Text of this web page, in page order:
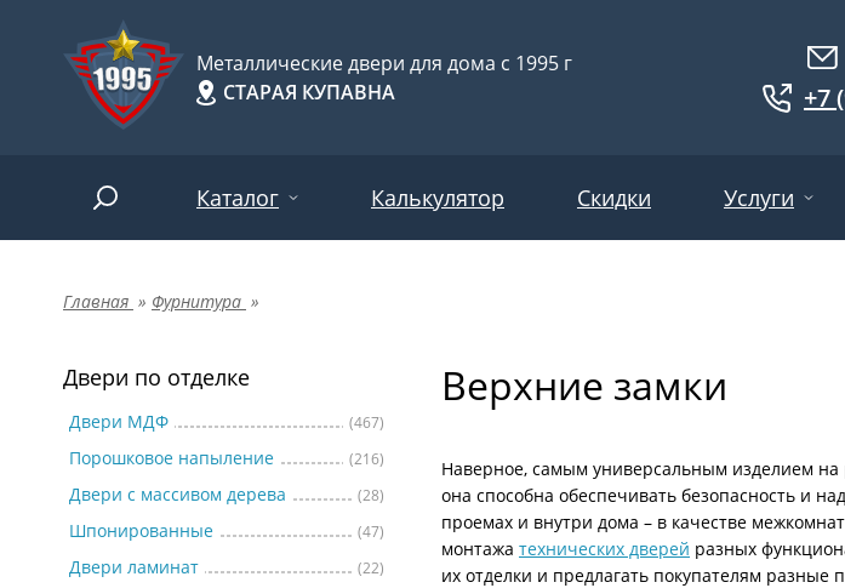
Металлические двери для дома с 1995 г
СТАРАЯ КУПАВНА
+7
Каталог
Двери по отделке
Двери по назначению
Двери по особенностям
Шпонированные
Двери ламинат
Двери с винилискожей
Калькулятор Скидки Услуги
Гарантия и
Главная » Фурнитура »
Двери по отделке
Двери МДФ (467)
Порошковое напыление (216)
Двери с массивом дерева (28)
Шпонированные (47)
Двери ламинат
(22)
Верхние замки
Наверное, самым универсальным изделием на
она способна обеспечивать безопасность и
проемах и внутри дома – в качестве
монтажа технических дверей разных
их отделки и предлагать покупателям разные